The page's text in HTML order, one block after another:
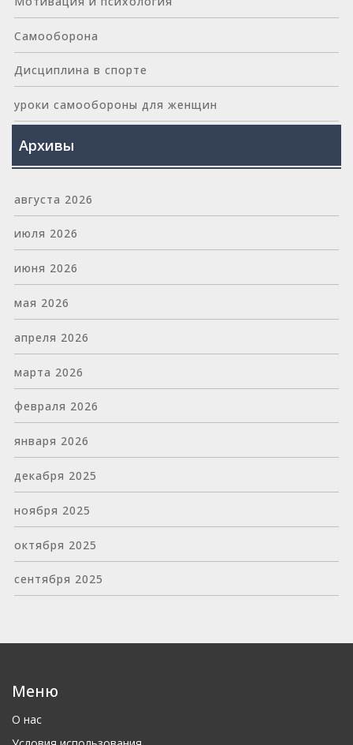
Самооборона
Дисциплина в спорте
уроки самообороны для женщин
Архивы
августа 2026
июля 2026
июня 2026
мая 2026
апреля 2026
марта 2026
февраля 2026
января 2026
декабря 2025
ноября 2025
октября 2025
сентября 2025
Меню
О нас